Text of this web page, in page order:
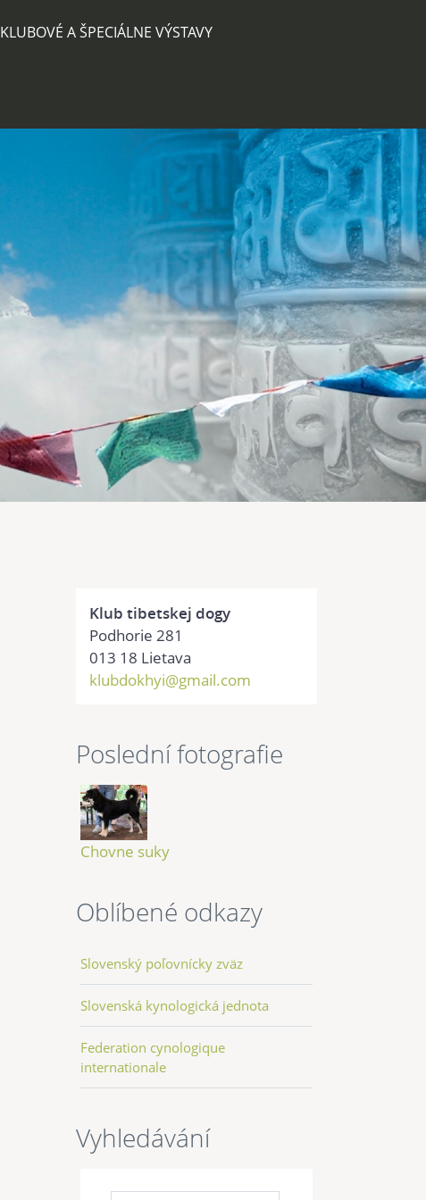
KLUBOVÉ A ŠPECIÁLNE VÝSTAVY
Klub tibetskej dogy
Podhorie 281
013 18 Lietava
klubdokhyi@gmail.com
Poslední fotografie
Chovne suky
Oblíbené odkazy
Slovenský poľovnícky zväz
Slovenská kynologická jednota
Federation cynologique
internationale
Vyhledávání